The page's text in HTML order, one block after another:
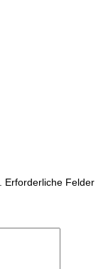
Erforderliche Felder